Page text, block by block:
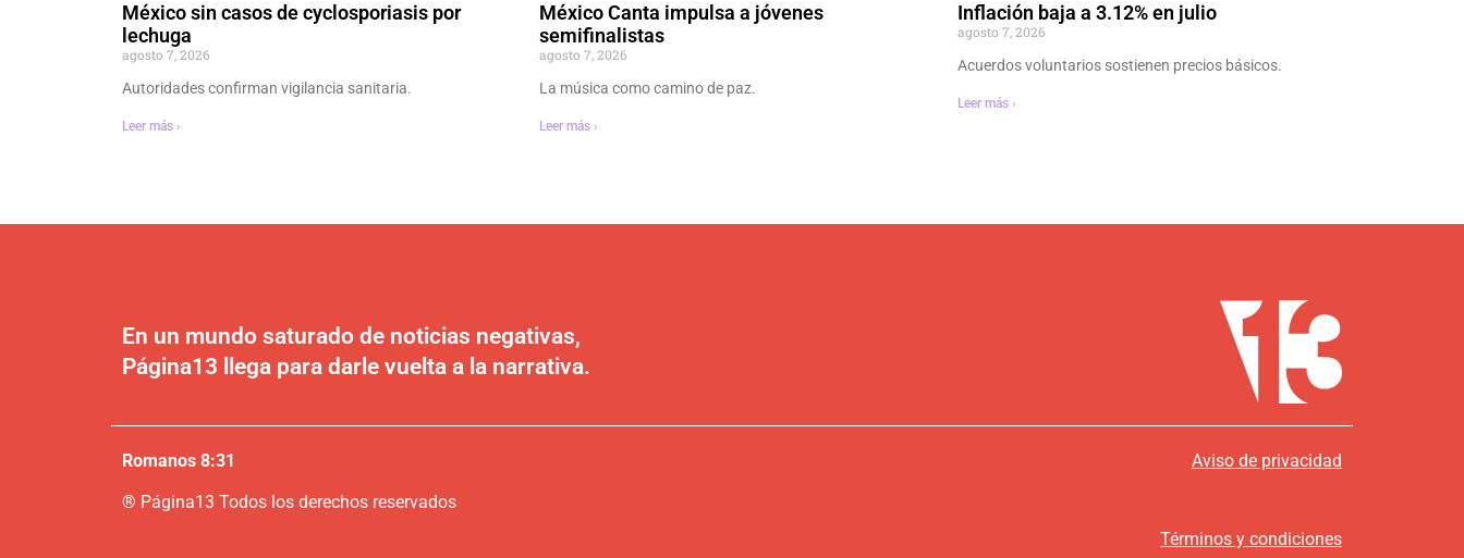
México sin casos de cyclosporiasis por
lechuga
agosto 7, 2026
Autoridades confirman vigilancia sanitaria.
Leer más ›
México Canta impulsa a jóvenes
semifinalistas
agosto 7, 2026
La música como camino de paz.
Leer más ›
Inflación baja a 3.12% en julio
agosto 7, 2026
Acuerdos voluntarios sostienen precios básicos.
Leer más ›
En un mundo saturado de noticias negativas,
Página13 llega para darle vuelta a la narrativa.
Romanos 8:31
® Página13 Todos los derechos reservados
Aviso de privacidad
Términos y condiciones